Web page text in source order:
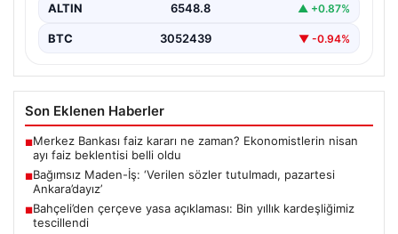
ALTIN 6548.8 ▲ +0.87%
BTC 3052439 ▼ -0.94%
Son Eklenen Haberler
■Merkez Bankası faiz kararı ne zaman? Ekonomistlerin nisan
ayı faiz beklentisi belli oldu
■Bağımsız Maden-İş: ‘Verilen sözler tutulmadı, pazartesi
Ankara’dayız’
■Bahçeli’den çerçeve yasa açıklaması: Bin yıllık kardeşliğimiz
tescillendi